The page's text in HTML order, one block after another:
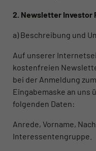
2. Newsletter Investor
a) Beschreibung und
Auf unserer
kostenfreien
bei der Anmeldung
Eingabemaske an
folgenden Daten:
Anrede, Vorname,
Interessentengruppe.